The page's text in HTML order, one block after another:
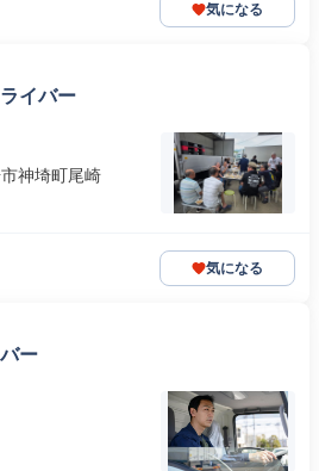
気になる
イバー
神埼町尾崎
気になる
ー